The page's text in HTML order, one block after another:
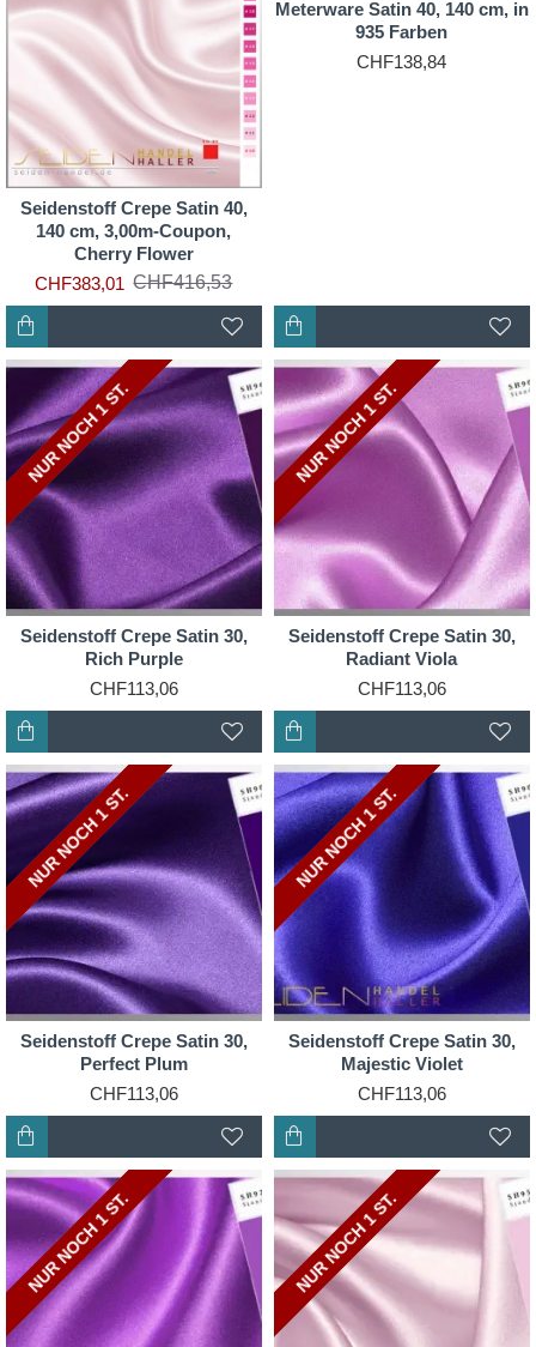
Seidenstoff Crepe Satin 40,
140 cm, 3,00m-Coupon,
Cherry Flower
CHF383,01 CHF416,53
Meterware Satin 40, 140 cm, in
935 Farben
CHF138,84
NUR NOCH 2 ST.
NUR NOCH 1 ST.
Seidenstoff Crepe Satin 30,
Rich Purple
CHF113,06
NUR NOCH 2 ST.
NUR NOCH 1 ST.
Seidenstoff Crepe Satin 30,
Radiant Viola
CHF113,06
NUR NOCH 2 ST.
NUR NOCH 1 ST.
Seidenstoff Crepe Satin 30,
Perfect Plum
CHF113,06
NUR NOCH 2 ST.
NUR NOCH 1 ST.
Seidenstoff Crepe Satin 30,
Majestic Violet
CHF113,06
NUR NOCH 2 ST.
NUR NOCH 1 ST. NUR NOCH 2 ST.
NUR NOCH 1 ST.